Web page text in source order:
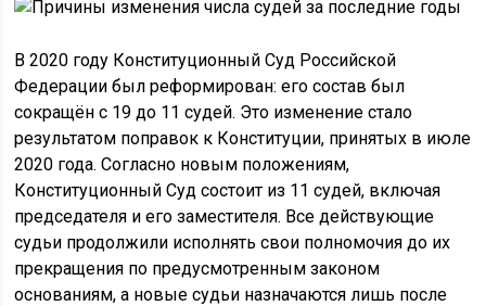
В 2020 году Конституционный Суд Российской
Федерации был реформирован: его состав был
сокращён с 19 до 11 судей. Это изменение стало
результатом поправок к Конституции, принятых в июле
2020 года. Согласно новым положениям,
Конституционный Суд состоит из 11 судей, включая
председателя и его заместителя. Все действующие
судьи продолжили исполнять свои полномочия до их
прекращения по предусмотренным законом
основаниям, а новые судьи назначаются лишь после